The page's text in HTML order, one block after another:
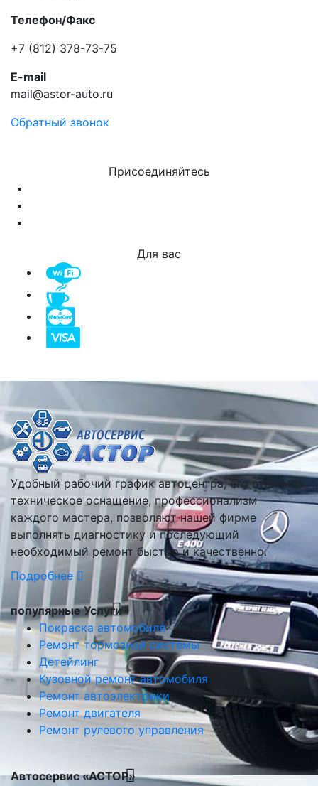
Телефон/Факс
+7 (812) 378-73-75
E-mail
mail@astor-auto.ru
Обратный звонок
Присоединяйтесь
Для вас
Удобный рабочий график автоцентра, его отличное
техническое оснащение, профессионализм
каждого мастера, позволяют нашей фирме
выполнять диагностику и последующий
необходимый ремонт быстро и качественно.
Подробнее
популярные Услуги
Покраска автомобиля
Ремонт тормозной системы
Детейлинг
Кузовной ремонт автомобиля
Ремонт автоэлектрики
Ремонт двигателя
Ремонт рулевого управления
Автосервис «АСТОР»